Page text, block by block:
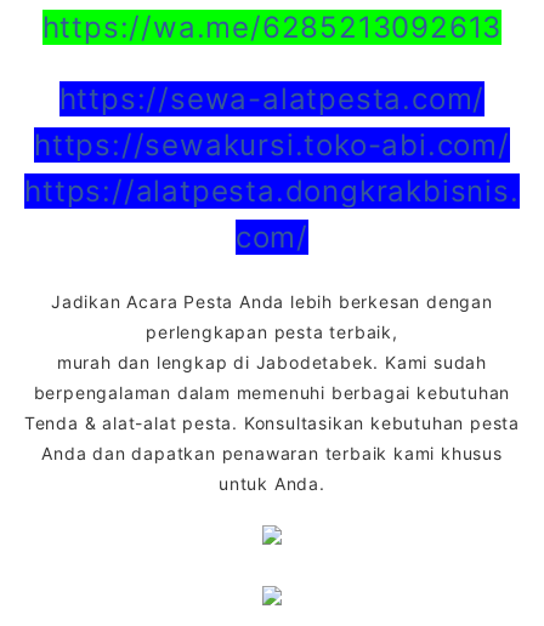
https://wa.me/6285213092613
https://sewa-alatpesta.com/
https://sewakursi.toko-abi.com/
https://alatpesta.dongkrakbisnis.
com/
Jadikan Acara Pesta Anda lebih berkesan dengan
perlengkapan pesta terbaik,
murah dan lengkap di Jabodetabek. Kami sudah
berpengalaman dalam memenuhi berbagai kebutuhan
Tenda & alat-alat pesta. Konsultasikan kebutuhan pesta
Anda dan dapatkan penawaran terbaik kami khusus
untuk Anda.